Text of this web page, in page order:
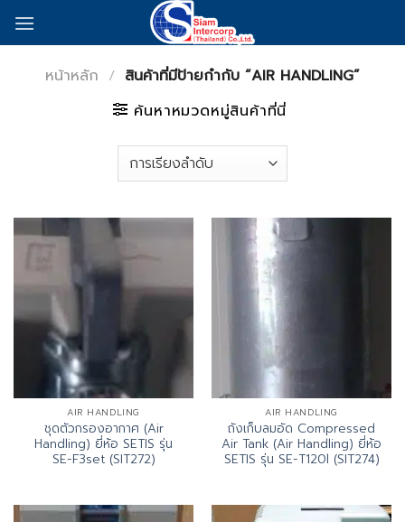
หน้าหลัก / สินค้าที่มีป้ายกำกับ “AIR HANDLING”
ค้นหาหมวดหมู่สินค้าที่นี่
AIR HANDLING
ชุดตัวกรองอากาศ (Air
Handling) ยี่ห้อ SETIS รุ่น
SE-F3set (SIT272)
AIR HANDLING
ถังเก็บลมอัด Compressed
Air Tank (Air Handling) ยี่ห้อ
SETIS รุ่น SE-T120l (SIT274)